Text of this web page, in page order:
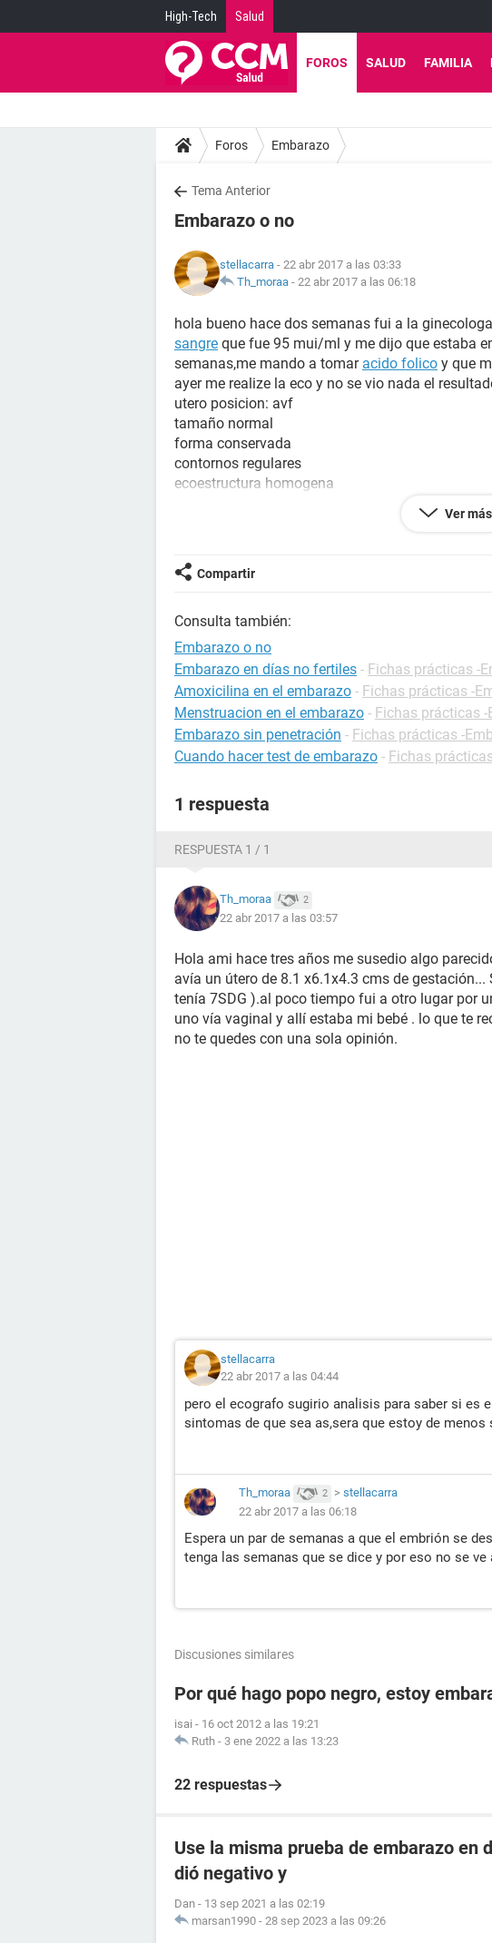
High-Tech Salud
FOROS SALUD FAMILIA
Foros Embarazo
Tema Anterior
Embarazo o no
stellacarra - 22 abr 2017 a las 03:33
Th_moraa - 22 abr 2017 a las 06:18
hola bueno hace dos semanas fui a la
sangre que fue 95 mui/ml y me dijo que estaba
semanas,me mando a tomar acido folico y que
ayer me realize la eco y no se vio nada el
utero posicion: avf
tamaño normal
forma conservada
contornos regulares
ecoestructura homogena
Endometrio
espesor 6,4mm
Anexo izquierdo quistico ferticulado de 46 x 45
douglas libre
la verdad que no se que pensar no se si es un
sangrepara nada,necesito ayuda x favor gracias
Ver más
Compartir
Consulta también:
Embarazo o no
Embarazo en días no fertiles - Fichas prácticas -
Amoxicilina en el embarazo - Fichas prácticas -
Menstruacion en el embarazo - Fichas prácticas -
Embarazo sin penetración - Fichas prácticas -
Cuando hacer test de embarazo - Fichas
1 respuesta
RESPUESTA 1 / 1
Th_moraa 2
22 abr 2017 a las 03:57
Hola ami hace tres años me susedio algo
avía un útero de 8.1 x6.1x4.3 cms de
tenía 7SDG ).al poco tiempo fui a otro lugar por
uno vía vaginal y allí estaba mi bebé . lo que te
no te quedes con una sola opinión.
stellacarra
22 abr 2017 a las 04:44
pero el ecografo sugirio analisis para saber si es
sintomas de que sea as,sera que estoy de menos
Th_moraa 2 > stellacarra
22 abr 2017 a las 06:18
Espera un par de semanas a que el embrión se
tenga las semanas que se dice y por eso no se ve
Discusiones similares
Por qué hago popo negro, estoy
isai - 16 oct 2012 a las 19:21
Ruth - 3 ene 2022 a las 13:23
22 respuestas
Use la misma prueba de embarazo en
dió negativo y
Dan - 13 sep 2021 a las 02:19
marsan1990 - 28 sep 2023 a las 09:26